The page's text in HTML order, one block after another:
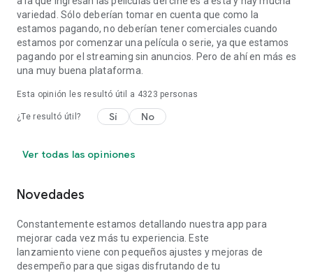
variedad. Sólo deberían tomar en cuenta que como la
estamos pagando, no deberían tener comerciales cuando
estamos por comenzar una película o serie, ya que estamos
pagando por el streaming sin anuncios. Pero de ahí en más es
una muy buena plataforma.
Esta opinión les resultó útil a 4323 personas
¿Te resultó útil? Sí No
Ver todas las opiniones
Novedades
Constantemente estamos detallando nuestra app para
mejorar cada vez más tu experiencia. Este
lanzamiento viene con pequeños ajustes y mejoras de
desempeño para que sigas disfrutando de tu